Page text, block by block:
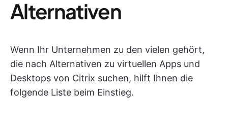
Alternativen
Wenn Ihr Unternehmen zu den vielen gehört,
die nach Alternativen zu virtuellen Apps und
Desktops von Citrix suchen, hilft Ihnen die
folgende Liste beim Einstieg.